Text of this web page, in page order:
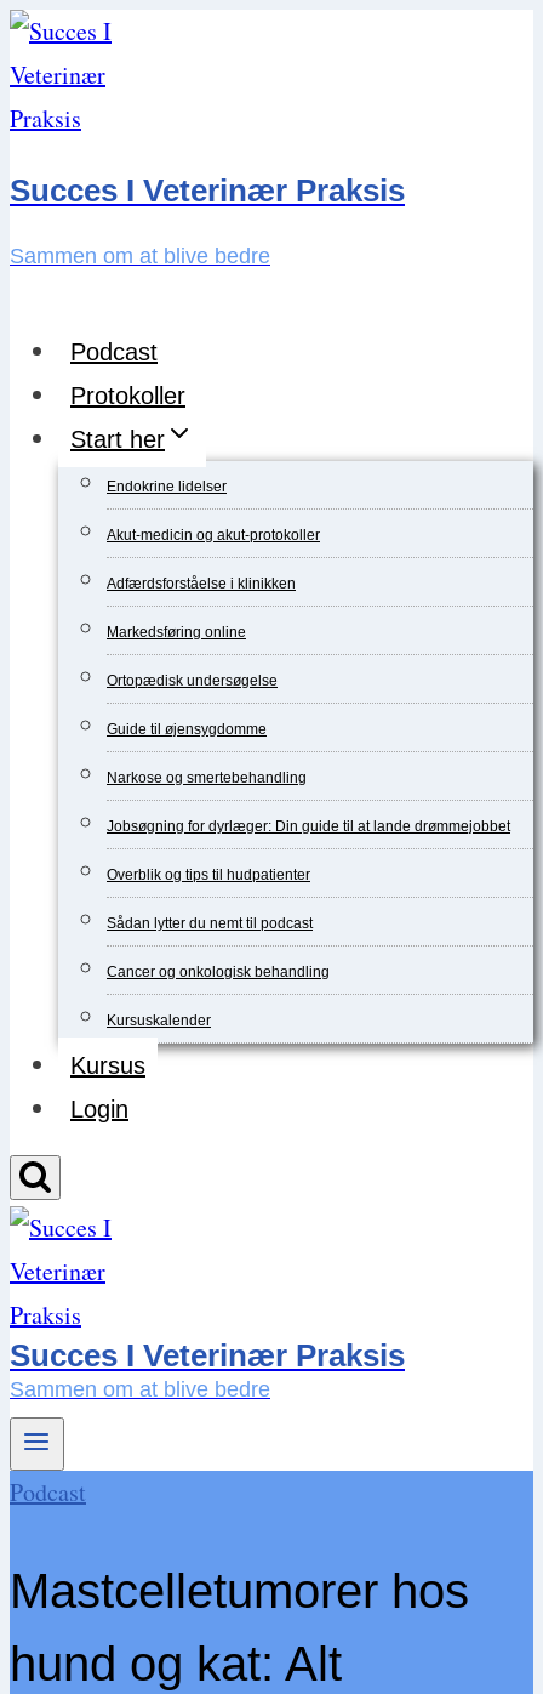
Skip
to
content
Succes I Veterinær Praksis
Sammen om at blive bedre
Podcast
Protokoller
Start her
Endokrine lidelser
Akut-medicin og akut-protokoller
Adfærdsforståelse i klinikken
Markedsføring online
Ortopædisk undersøgelse
Guide til øjensygdomme
Narkose og smertebehandling
Jobsøgning for dyrlæger: Din guide til at lande drømmejobbet
Overblik og tips til hudpatienter
Sådan lytter du nemt til podcast
Cancer og onkologisk behandling
Kursuskalender
Kursus
Login
Succes I Veterinær Praksis
Sammen om at blive bedre
Podcast
Mastcelletumorer hos
hund og kat: Alt